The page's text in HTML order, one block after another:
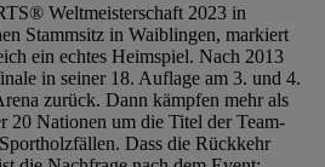
Weltmeisterschaft 2023 in
Stammsitz in Waiblingen, markiert
ein echtes Heimspiel. Nach 2013
in seiner 18. Auflage am 3. und 4.
zurück. Dann kämpfen mehr als
20 Nationen um die Titel der Team-
Dass die Rückkehr